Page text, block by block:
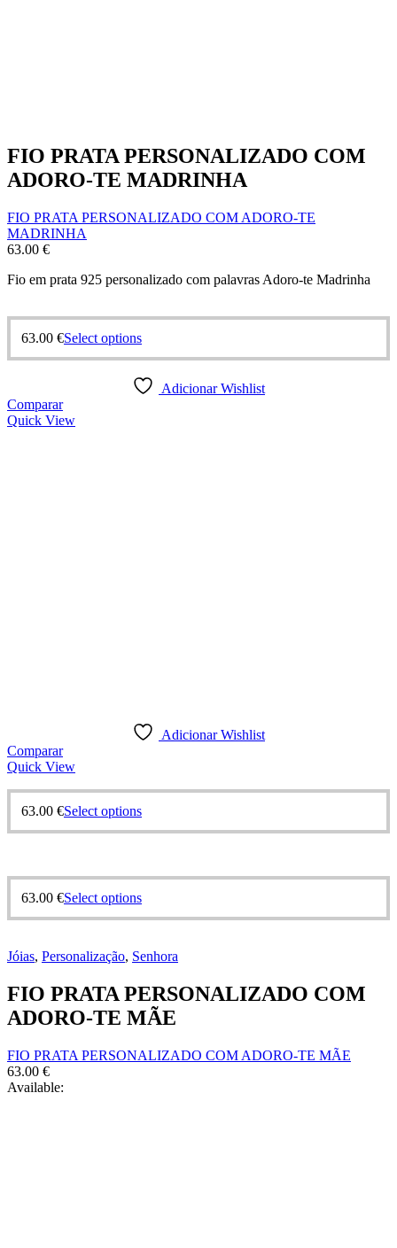
FIO PRATA PERSONALIZADO COM
ADORO-TE MADRINHA
FIO PRATA PERSONALIZADO COM ADORO-TE
MADRINHA
63.00 €
Fio em prata 925 personalizado com palavras Adoro-te Madrinha
63.00 €Select options
Adicionar Wishlist
Comparar
Quick View
Adicionar Wishlist
Comparar
Quick View
63.00 €Select options
63.00 €Select options
Jóias, Personalização, Senhora
FIO PRATA PERSONALIZADO COM
ADORO-TE MÃE
FIO PRATA PERSONALIZADO COM ADORO-TE MÃE
63.00 €
Available: